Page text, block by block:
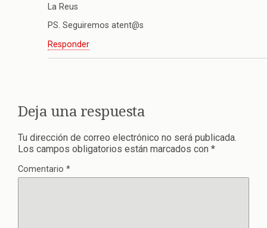
La Reus
PS. Seguiremos atent@s
Responder
Deja una respuesta
Tu dirección de correo electrónico no será publicada.
Los campos obligatorios están marcados con *
Comentario *